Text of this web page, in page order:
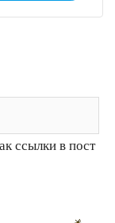
ссылки в пост